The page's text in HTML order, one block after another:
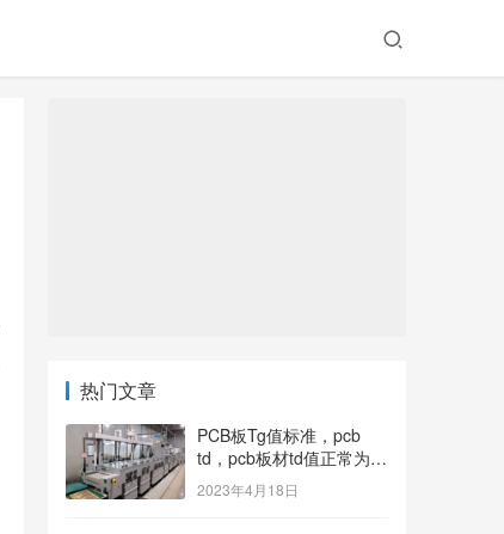
热门文章
PCB板Tg值标准，pcb
td，pcb板材td值正常为多
少？
2023年4月18日